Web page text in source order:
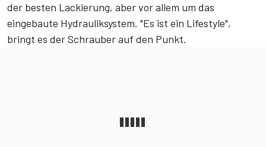
der besten Lackierung, aber vor allem um das
eingebaute Hydrauliksystem. "Es ist ein Lifestyle",
bringt es der Schrauber auf den Punkt.